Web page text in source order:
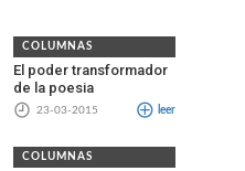
COLUMNAS
El poder transformador
de la poesia
23-03-2015 leer
COLUMNAS